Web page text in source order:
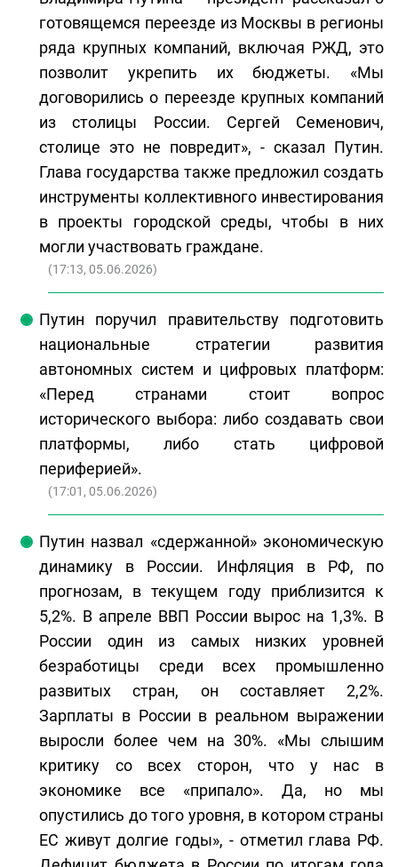
готовящемся переезде из Москвы в регионы
ряда крупных компаний, включая РЖД, это
позволит укрепить их бюджеты. «Мы
договорились о переезде крупных компаний
из столицы России. Сергей Семенович,
столице это не повредит», - сказал Путин.
Глава государства также предложил создать
инструменты коллективного инвестирования
в проекты городской среды, чтобы в них
могли участвовать граждане.
(17:13, 05.06.2026)
Путин поручил правительству подготовить
национальные стратегии развития
автономных систем и цифровых платформ:
«Перед странами стоит вопрос
исторического выбора: либо создавать свои
платформы, либо стать цифровой
периферией».
(17:01, 05.06.2026)
Путин назвал «сдержанной» экономическую
динамику в России. Инфляция в РФ, по
прогнозам, в текущем году приблизится к
5,2%. В апреле ВВП России вырос на 1,3%. В
России один из самых низких уровней
безработицы среди всех промышленно
развитых стран, он составляет 2,2%.
Зарплаты в России в реальном выражении
выросли более чем на 30%. «Мы слышим
критику со всех сторон, что у нас в
экономике все «припало». Да, но мы
опустились до того уровня, в котором страны
ЕС живут долгие годы», - отметил глава РФ.